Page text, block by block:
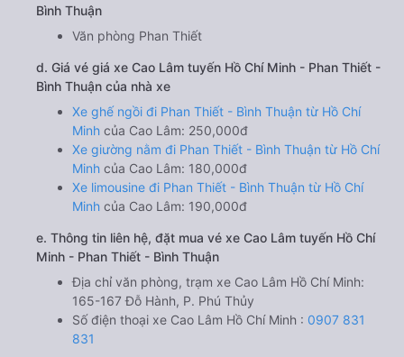
Bình Thuận
Văn phòng Phan Thiết
d. Giá vé giá xe Cao Lâm tuyến Hồ Chí Minh - Phan Thiết -
Bình Thuận của nhà xe
Xe ghế ngồi đi Phan Thiết - Bình Thuận từ Hồ Chí
Minh của Cao Lâm: 250,000đ
Xe giường nằm đi Phan Thiết - Bình Thuận từ Hồ Chí
Minh của Cao Lâm: 180,000đ
Xe limousine đi Phan Thiết - Bình Thuận từ Hồ Chí
Minh của Cao Lâm: 190,000đ
e. Thông tin liên hệ, đặt mua vé xe Cao Lâm tuyến Hồ Chí
Minh - Phan Thiết - Bình Thuận
Địa chỉ văn phòng, trạm xe Cao Lâm Hồ Chí Minh:
165-167 Đỗ Hành, P. Phú Thủy
Số điện thoại xe Cao Lâm Hồ Chí Minh : 0907 831
831